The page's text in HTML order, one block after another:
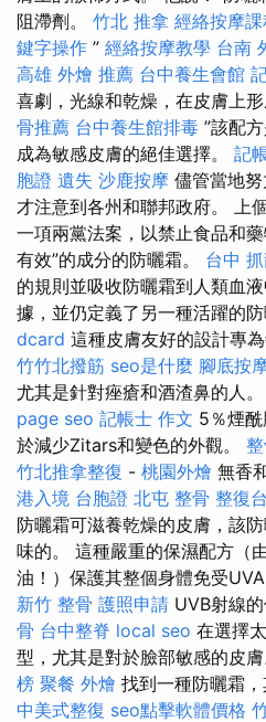
阻滯劑。 竹北 推拿 經絡按摩
鍵字操作 ” 經絡按摩教學 台南
高雄 外燴 推薦 台中養生會館
喜劇，光線和乾燥，在皮膚上
骨推薦 台中養生館排毒 ”該配
成為敏感皮膚的絕佳選擇。 記
胞證 遺失 沙鹿按摩 儘管當地
才注意到各州和聯邦政府。 上
一項兩黨法案，以禁止食品和
有效”的成分的防曬霜。 台中
的規則並吸收防曬霜到人類血
據，並仍定義了另一種活躍的
dcard 這種皮膚友好的設計專
竹竹北撥筋 seo是什麼 腳底按
尤其是針對痤瘡和酒渣鼻的人。
page seo 記帳士 作文 5％煙
於減少Zitars和變色的外觀。
竹北推拿整復 - 桃園外燴 無香
港入境 台胞證 北屯 整骨 整復
防曬霜可滋養乾燥的皮膚，該
味的。 這種嚴重的保濕配方（
油！）保護其整個身體免受UVA
新竹 整骨 護照申請 UVB射線的
骨 台中整脊 local seo 在選擇
型，尤其是對於臉部敏感的皮膚
榜 聚餐 外燴 找到一種防曬霜
中美式整復 seo點擊軟體價格